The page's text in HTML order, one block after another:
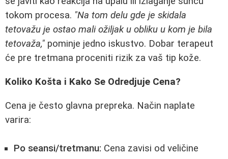
tokom procesa. "Na tom delu gde je skidala
tetovažu je ostao mali ožiljak u obliku u kom je bila
tetovaža," pominje jedno iskustvo. Dobar terapeut
će pre tretmana proceniti rizik za vaš tip kože.
Koliko Košta i Kako Se Odredjuje Cena?
Cena je često glavna prepreka. Način naplate
varira:
Po seansi/tretmanu: Cena zavisi od veličine